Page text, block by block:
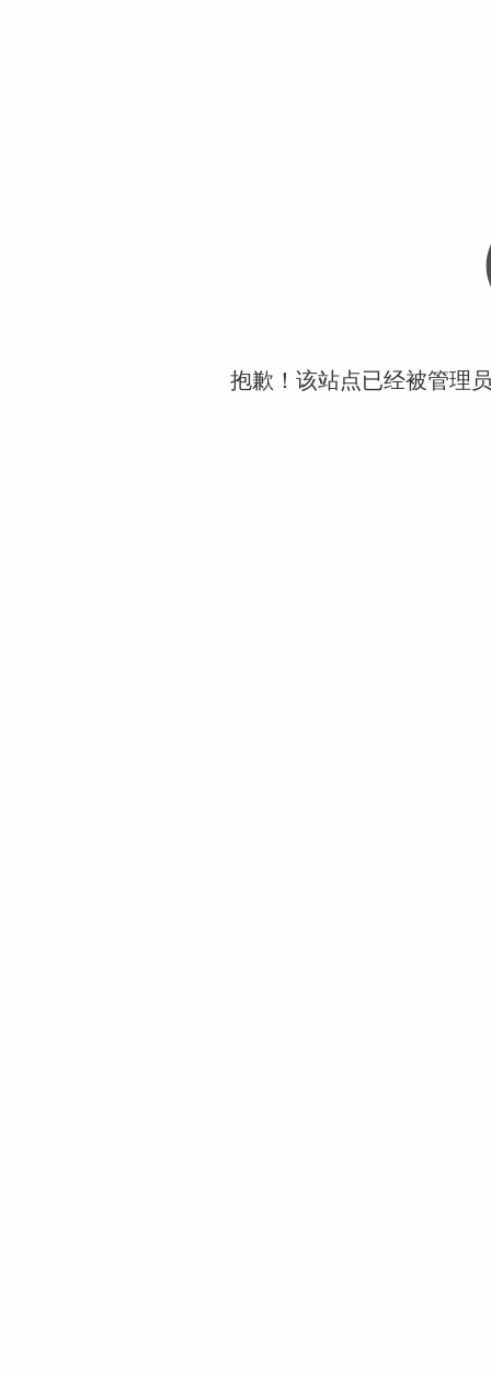
抱歉！该站点已经被管理